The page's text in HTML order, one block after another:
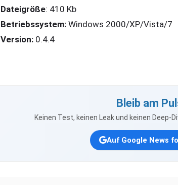
Dateigröße: 410 Kb
Betriebssystem: Windows 2000/XP/Vista/7
Version: 0.4.4
Bleib am
Keinen Test, keinen Leak und keinen Deep-
Auf Google News